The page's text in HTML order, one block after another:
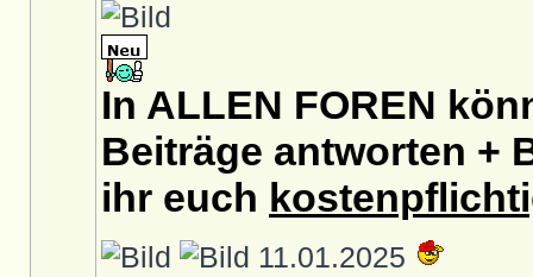
In ALLEN FOREN
Beiträge antworten +
ihr euch
11.01.2025